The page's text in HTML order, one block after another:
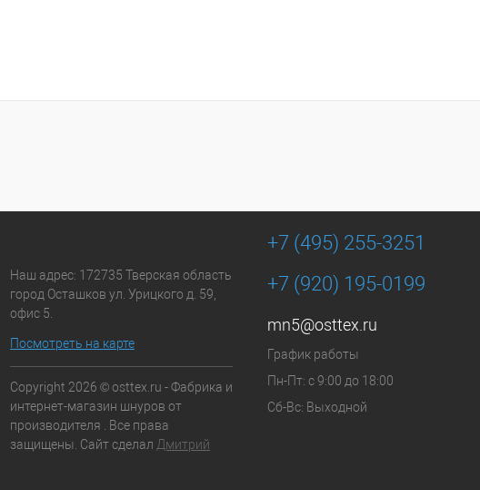
Наш адрес: 172735 Тверская область
город Осташков ул. Урицкого д. 59,
офис 5.
Посмотреть на карте
Copyright 2026 © osttex.ru - Фабрика и
интернет-магазин шнуров от
производителя . Все права
защищены. Сайт сделал Дмитрий
+7 (495) 255-3251
+7 (920) 195-0199
mn5@osttex.ru
График работы
Пн-Пт: с 9:00 до 18:00
Сб-Вс: Выходной